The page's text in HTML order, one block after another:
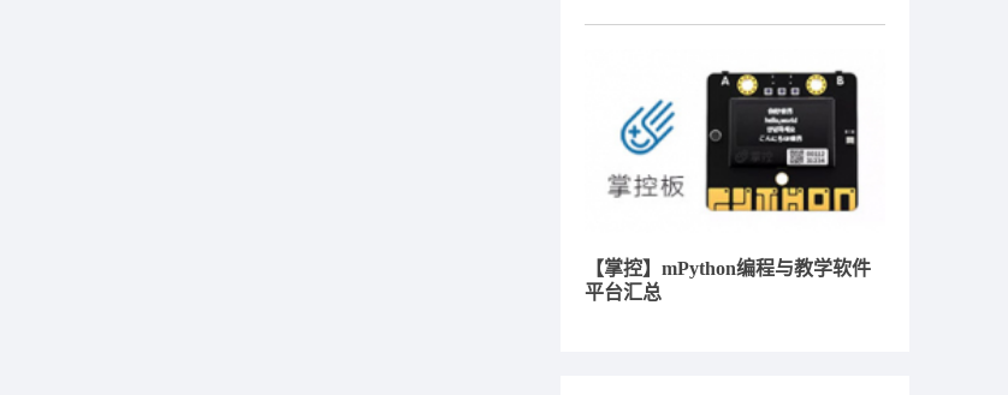
【掌控】mPython编程与教学软件
平台汇总